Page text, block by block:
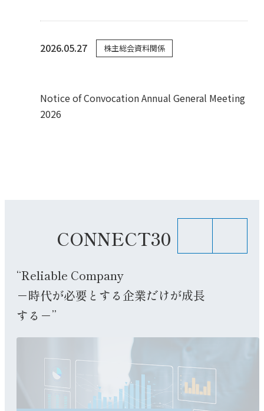
2026.05.27 株主総会資料関係
Notice of Convocation Annual General Meeting
2026
CONNECT30
“Reliable Company
－時代が必要とする企業だけが成長
する－”